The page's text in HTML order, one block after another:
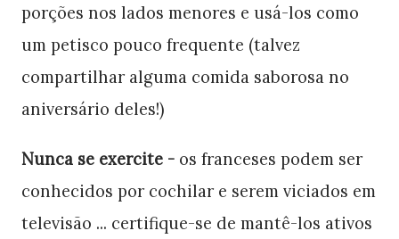
porções nos lados menores e usá-los como
um petisco pouco frequente (talvez
compartilhar alguma comida saborosa no
aniversário deles!)
Nunca se exercite - os franceses podem ser
conhecidos por cochilar e serem viciados em
televisão ... certifique-se de mantê-los ativos